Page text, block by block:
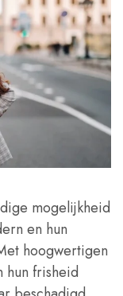
mogelijkheid
en hun
hoogwertigen
hun frisheid